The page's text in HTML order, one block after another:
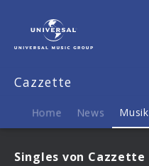
Cazzette
Home News Musik
Singles von Cazzette